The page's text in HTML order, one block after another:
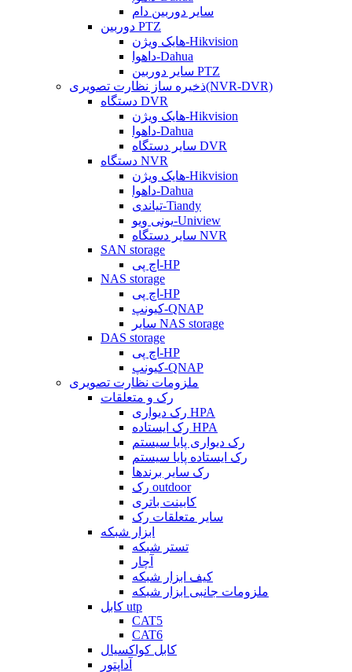
سایر دوربین دام
دوربین PTZ
هایک ویژن-Hikvision
داهوا-Dahua
سایر دوربین PTZ
ذخیره ساز نظارت تصویری(NVR-DVR)
دستگاه DVR
هایک ویژن-Hikvision
داهوا-Dahua
سایر دستگاه DVR
دستگاه NVR
هایک ویژن-Hikvision
داهوا-Dahua
تیاندی-Tiandy
یونی ویو-Uniview
سایر دستگاه NVR
SAN storage
اچ پی-HP
NAS storage
اچ پی-HP
کیونپ-QNAP
سایر NAS storage
DAS storage
اچ پی-HP
کیونپ-QNAP
ملزومات نظارت تصویری
رک و متعلقات
رک دیواری HPA
رک ایستاده HPA
رک دیواری پایا سیستم
رک ایستاده پایا سیستم
رک سایر برندها
رک outdoor
کابینت باتری
سایر متعلقات رک
ابزار شبکه
تستر شبکه
آچار
کیف ابزار شبکه
ملزومات جانبی ابزار شبکه
کابل utp
CAT5
CAT6
کابل کواکسیال
آداپتور